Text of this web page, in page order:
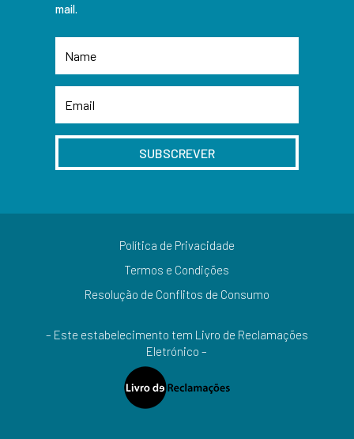
mail.
SUBSCREVER
Política de Privacidade
Termos e Condições
Resolução de Conflitos de Consumo
– Este estabelecimento tem Livro de Reclamações
Eletrónico –